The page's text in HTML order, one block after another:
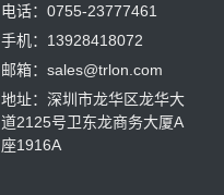
电话：0755-23777461
手机：13928418072
邮箱：sales@trlon.com
地址：深圳市龙华区龙华大
道2125号卫东龙商务大厦A
座1916A